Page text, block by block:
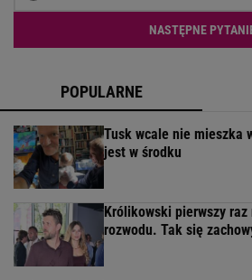
NASTĘPNE
POPULARNE
Tusk wcale nie mieszka
jest w środku
Królikowski pierwszy
rozwodu. Tak się